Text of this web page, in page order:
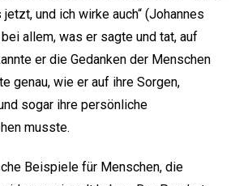
und ich wirke auch“ (Johannes
allem, was er sagte und tat, auf
er die Gedanken der Menschen
genau, wie er auf ihre Sorgen,
sogar ihre persönliche
musste.
Beispiele für Menschen, die